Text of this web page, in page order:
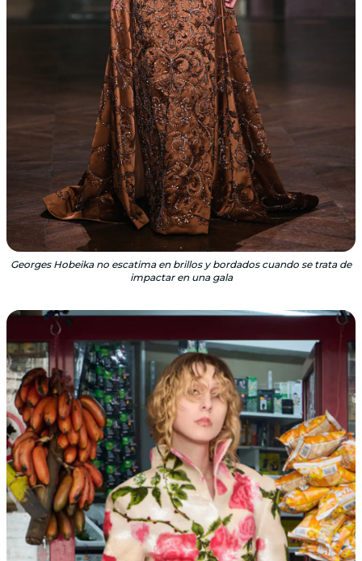
Georges Hobeika no escatima en brillos y bordados cuando se trata de
impactar en una gala